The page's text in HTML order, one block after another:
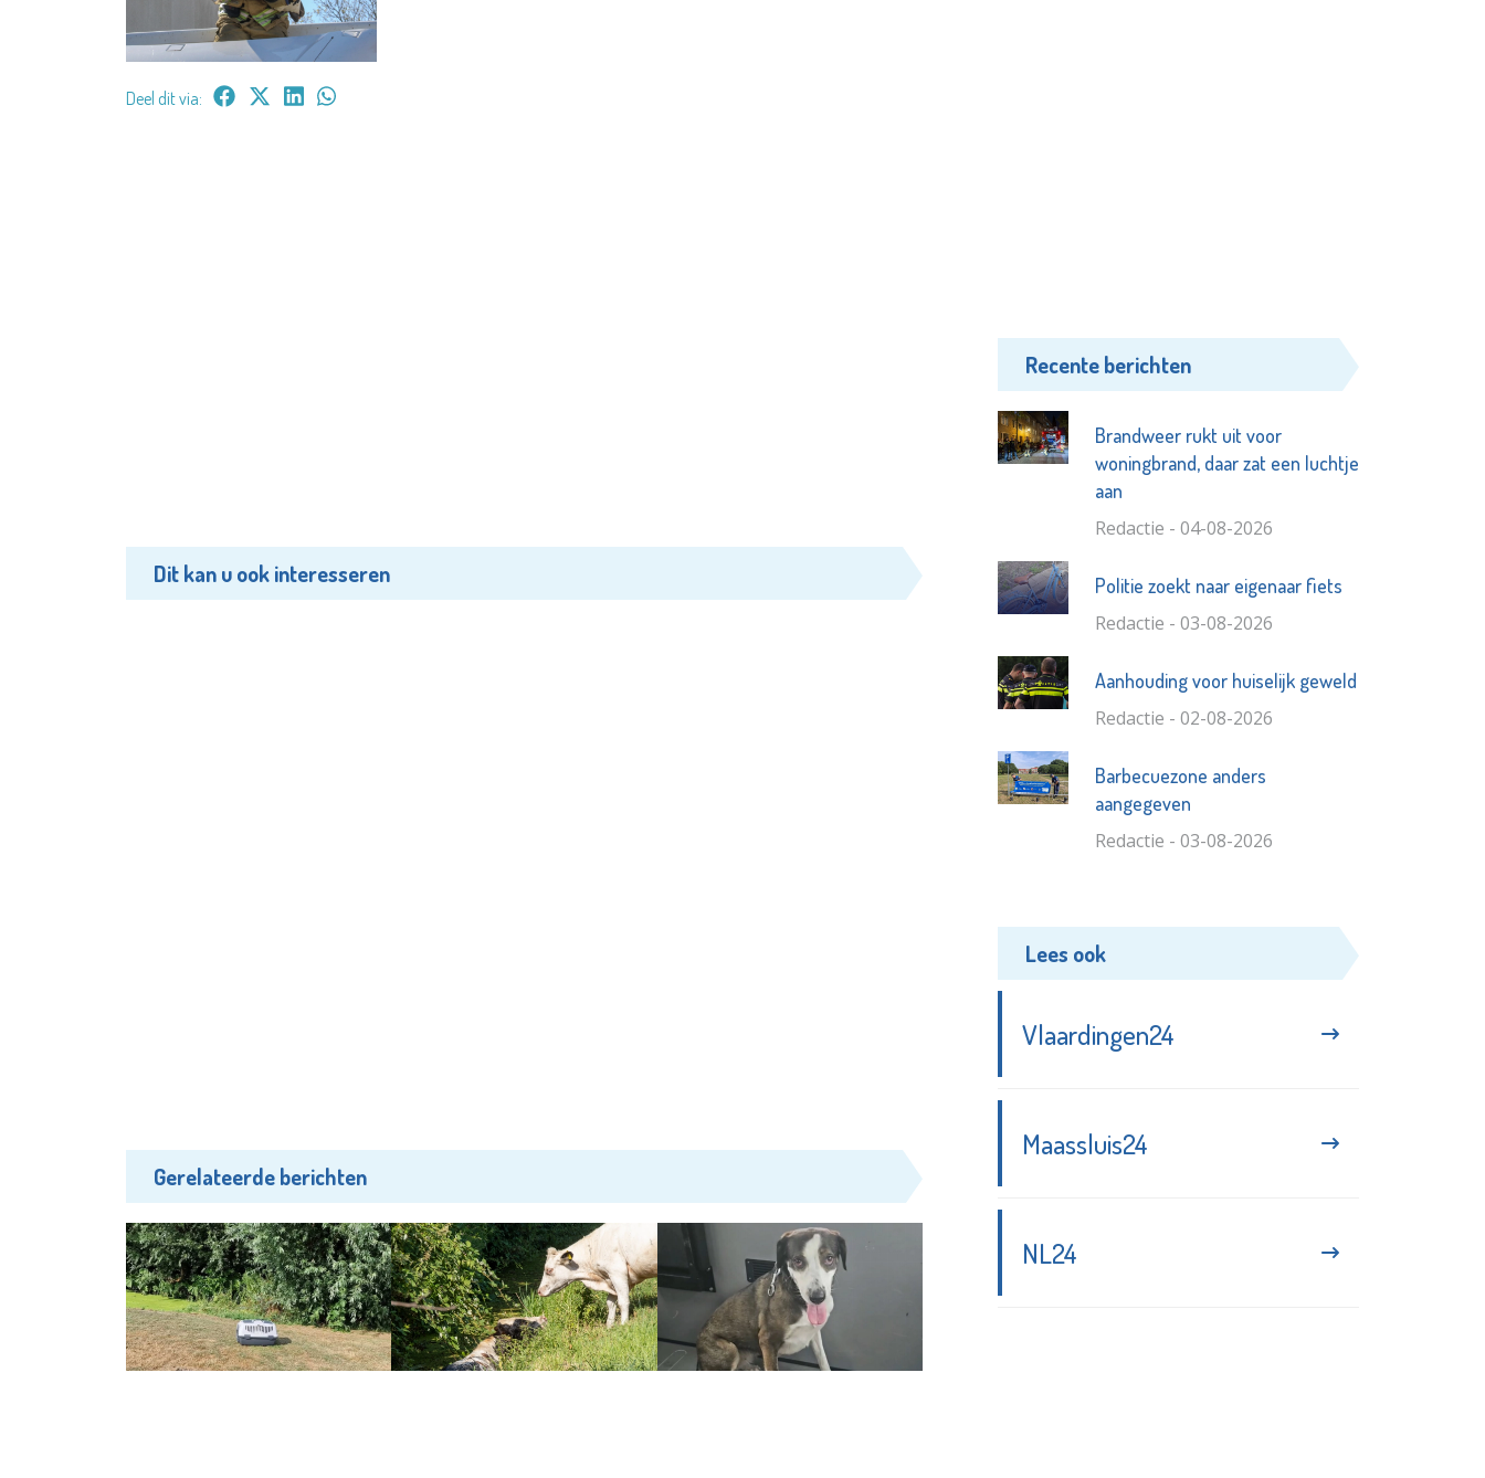
Deel dit via:
Dit kan u ook interesseren
Gerelateerde berichten
Recente berichten
Brandweer rukt uit voor
woningbrand, daar zat een luchtje
aan
Redactie - 04-08-2026
Politie zoekt naar eigenaar fiets
Redactie - 03-08-2026
Aanhouding voor huiselijk geweld
Redactie - 02-08-2026
Barbecuezone anders
aangegeven
Redactie - 03-08-2026
Lees ook
Vlaardingen24
Maassluis24
NL24